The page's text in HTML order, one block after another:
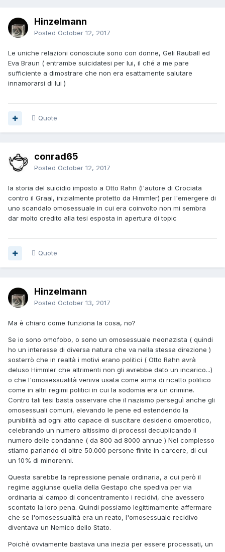
Hinzelmann
Posted October 12, 2017
Le uniche relazioni conosciute sono con donne, Geli Rauball ed
Eva Braun ( entrambe suicidatesi per lui, il ché a me pare
sufficiente a dimostrare che non era esattamente salutare
innamorarsi di lui )
Quote
conrad65
Posted October 12, 2017
la storia del suicidio imposto a Otto Rahn (l'autore di Crociata
contro il Graal, inizialmente protetto da Himmler) per l'emergere di
uno scandalo omosessuale in cui era coinvolto non mi sembra
dar molto credito alla tesi esposta in apertura di topic
Quote
Hinzelmann
Posted October 13, 2017
Ma è chiaro come funziona la cosa, no?
Se io sono omofobo, o sono un omosessuale neonazista ( quindi
ho un interesse di diversa natura che va nella stessa direzione )
sosterrò che in realtà i motivi erano politici ( Otto Rahn avrà
deluso Himmler che altrimenti non gli avrebbe dato un incarico...)
o che l'omosessualità veniva usata come arma di ricatto politico
come in altri regimi politici in cui la sodomia era un crimine.
Contro tali tesi basta osservare che il nazismo perseguì anche gli
omosessuali comuni, elevando le pene ed estendendo la
punibilità ad ogni atto capace di suscitare desiderio omoerotico,
celebrando un numero altissimo di processi decuplicando il
numero delle condanne ( da 800 ad 8000 annue ) Nel complesso
stiamo parlando di oltre 50.000 persone finite in carcere, di cui
un 10% di minorenni.
Questa sarebbe la repressione penale ordinaria, a cui però il
regime aggiunse quella della Gestapo che spediva per via
ordinaria al campo di concentramento i recidivi, che avessero
scontato la loro pena. Quindi possiamo legittimamente affermare
che se l'omosessualità era un reato, l'omosessuale recidivo
diventava un Nemico dello Stato.
Poichè ovviamente bastava una inezia per essere processati, un